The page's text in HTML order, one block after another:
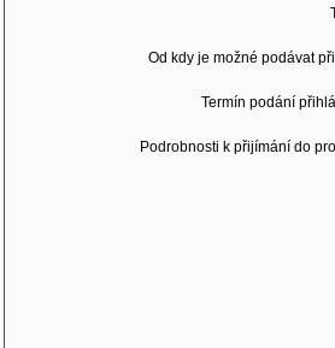
Od kdy je možné podávat
Termín podání
Podrobnosti k přijímání do